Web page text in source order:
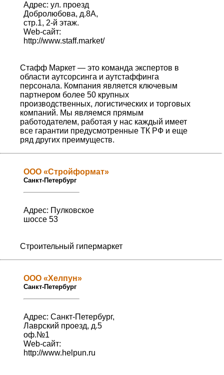
Адрес: ул. проезд
Добролюбова, д.8А,
стр.1, 2-й этаж.
Web-сайт:
http://www.staff.market/
Стафф Маркет — это команда экспертов в
области аутсорсинга и аутстаффинга
персонала. Компания является ключевым
партнером более 50 крупных
производственных, логистических и торговых
компаний. Мы являемся прямым
работодателем, работая у нас каждый имеет
все гарантии предусмотренные ТК РФ и еще
ряд других преимуществ.
ООО «Стройформат»
Санкт-Петербург
Адрес: Пулковское
шоссе 53
Строительный гипермаркет
ООО «Хелпун»
Санкт-Петербург
Адрес: Санкт-Петербург,
Лаврский проезд, д.5
оф.№1
Web-сайт:
http://www.helpun.ru